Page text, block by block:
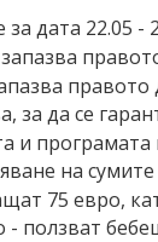
дата 22.05 -
за да се
програмата
на сумите
75 евро,
ползват